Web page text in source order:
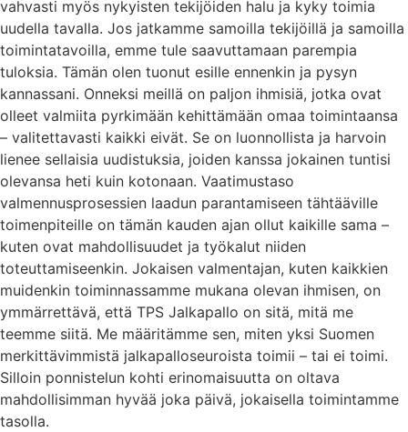
vahvasti myös nykyisten tekijöiden halu ja kyky toimia
uudella tavalla. Jos jatkamme samoilla tekijöillä ja samoilla
toimintatavoilla, emme tule saavuttamaan parempia
tuloksia. Tämän olen tuonut esille ennenkin ja pysyn
kannassani. Onneksi meillä on paljon ihmisiä, jotka ovat
olleet valmiita pyrkimään kehittämään omaa toimintaansa
– valitettavasti kaikki eivät. Se on luonnollista ja harvoin
lienee sellaisia uudistuksia, joiden kanssa jokainen tuntisi
olevansa heti kuin kotonaan. Vaatimustaso
valmennusprosessien laadun parantamiseen tähtääville
toimenpiteille on tämän kauden ajan ollut kaikille sama –
kuten ovat mahdollisuudet ja työkalut niiden
toteuttamiseenkin. Jokaisen valmentajan, kuten kaikkien
muidenkin toiminnassamme mukana olevan ihmisen, on
ymmärrettävä, että TPS Jalkapallo on sitä, mitä me
teemme siitä. Me määritämme sen, miten yksi Suomen
merkittävimmistä jalkapalloseuroista toimii – tai ei toimi.
Silloin ponnistelun kohti erinomaisuutta on oltava
mahdollisimman hyvää joka päivä, jokaisella toimintamme
tasolla.